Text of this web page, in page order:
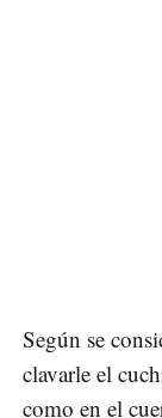
Según se
clavarle el
como en el